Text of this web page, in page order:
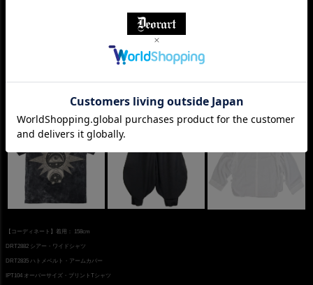
【コーディネート】着用： 158cm
DRT2882 シアー・ワイドシャツ
DRT2835 ハトメベルト・アームカバー
IPT104 オーバーサイズ・プリントTシャツ